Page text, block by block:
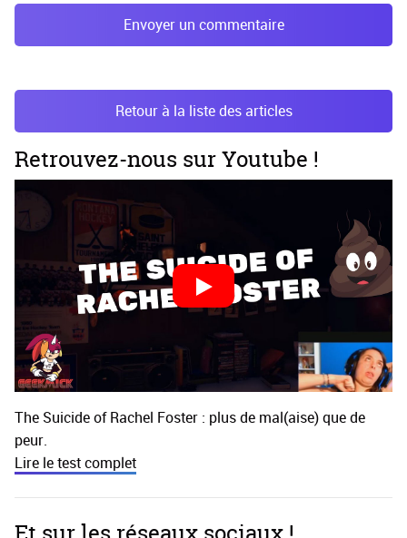
Envoyer un commentaire
Retour à la liste des articles
Retrouvez-nous sur Youtube !
The Suicide of Rachel Foster : plus de mal(aise) que de
peur.
Lire le test complet